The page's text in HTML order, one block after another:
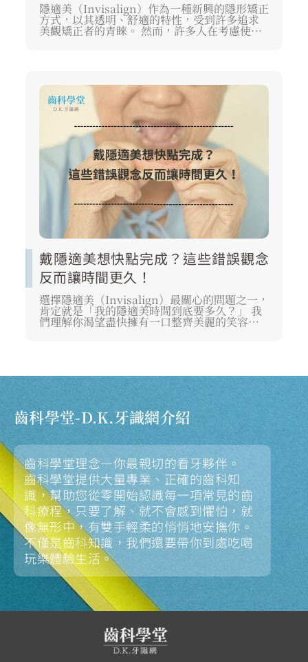
隱適美（Invisalign）作為一種新興的隱形矯正
方式，以其透明、舒適的特性，受到許多追求
美觀矯正者的青睞。 然而，許多人在考慮使用
前，仍對「隱適美原理」和實際「隱適美效
將由專業醫師角度，為你深入解析隱適美原
理、影響隱適美效果的關鍵因素，並提供完整
的隱適美注意事項，幫助你全面了解這項數位
化矯正技術。
戴隱適美想快點完成？這些錯誤觀念
反而讓時間更久！
選擇隱適美（Invisalign）最關心的問題之一，
肯定就是「我的隱適美時間到底要多久？」 我
們理解你渴望盡快擁有一口整齊美麗的笑容，
但如果對矯正原理存在錯誤觀念，反而會讓療
我們將從專業角度，帶你徹底了解隱適美要戴
多久的計算方式、正確配戴標準，以及哪些錯
誤習慣會拖慢你的進度。
齒科學堂-D.K.牙識網介紹
齒科學堂理念—你最親切的看牙夥伴。
齒科學堂提供大量專業、正確的齒科知
識，幫助您從零開始認識每一項常見的齒
科療程，只要了解、就不會感到懼怕，就
像無形中，有雙手輕柔的悄悄地安撫你。
不僅是齒科知識，我們還要帶你到處吃喝
玩樂體驗生活。